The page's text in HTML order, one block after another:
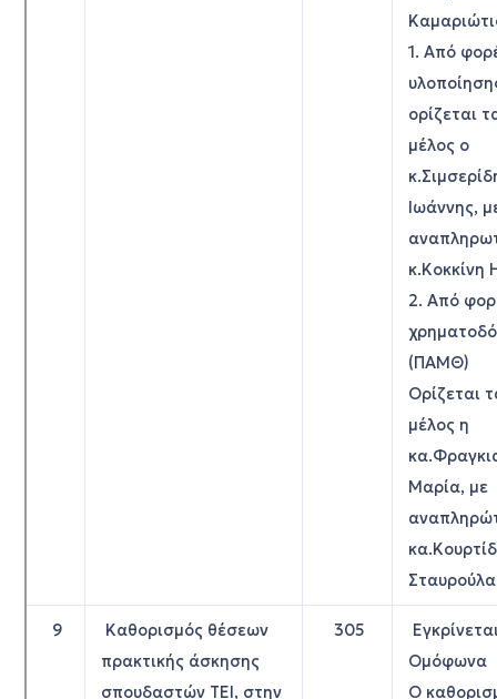
1. Από
ορίζεται
μέλος ο
Ιωάννης,
κ.Κοκκίνη
2. Από
(ΠΑΜΘ)
Ορίζεται
μέλος η
Μαρία, με
Σταυρούλα
9
Καθορισμός θέσεων
πρακτικής άσκησης
σπουδαστών ΤΕΙ, στην
305
Ομόφωνα
Ο